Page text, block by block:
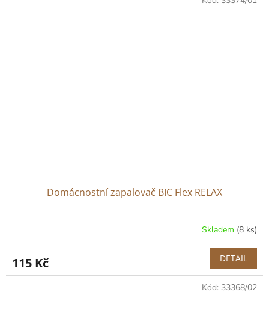
Domácnostní zapalovač BIC Flex RELAX
Skladem (8 ks)
115 Kč DETAIL
Kód: 33368/02